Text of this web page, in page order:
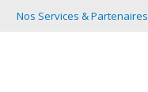
Nos Services & Partenaires